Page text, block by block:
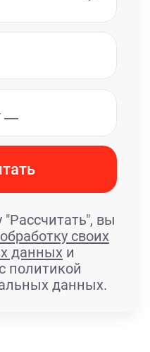
вы
своих
данных и
политикой
данных.